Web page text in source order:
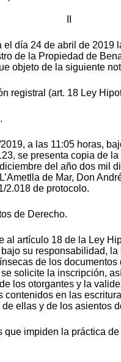
el día 24 de abril de 2019
de la Propiedad de
objeto de la siguiente
registral (art. 18 Ley
a las 11:05 horas,
se presenta copia de
del año dos mil
de Mar, Don
2.018 de protocolo.
de Derecho.
al artículo 18 de la Ley
su responsabilidad,
de los documentos
solicite la inscripción,
los otorgantes y la
contenidos en las
ellas y de los asientos
que impiden la práctica